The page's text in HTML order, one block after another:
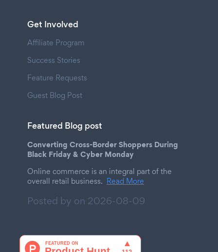
Get Involved
Affiliate Program
Success Stories
Feature Requests
Guest Blog Post
Featured Blog post
Converting Cross-Border Shoppers During
Black Friday & Cyber Monday
Online commerce is an integral part of the
overall retail business. Read More
Posted by on 2026-08-09